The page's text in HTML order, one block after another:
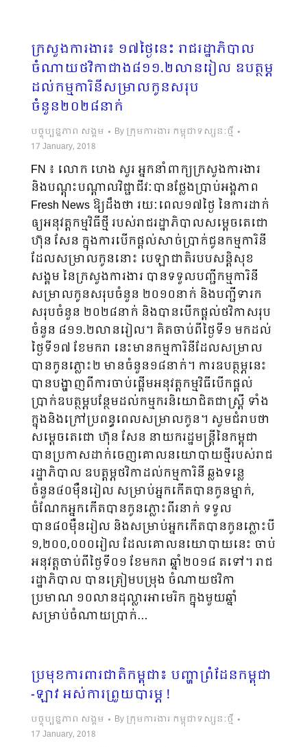
ក្រសួងការងារ៖ ១៧ថ្ងៃនេះ រាជរដ្ឋាភិបាល
ចំណាយថវិកាជាង៨១១.២លានរៀល ឧបត្ថម្ភ
ដល់កម្មការិនីសម្រាលកូនសរុប
ចំនួន២០២៨នាក់
បច្ចុប្បន្នភាព សង្គម By ក្រុមការងារ កម្ពុជាទស្សនៈថ្មី
17 January, 2018
FN ៖ លោក ហេង សួរ អ្នកនាំពាក្យក្រសួងការងារ
និងបណ្តុះបណ្តាលវិជ្ជាជីវៈបានថ្លែងប្រាប់អង្គភាព
Fresh News ឱ្យដឹងថា រយៈពេល១៧ថ្ងៃ នៃការដាក់
ឲ្យអនុវត្តកម្មវិធីថ្មី របស់រាជរដ្ឋាភិបាលសម្តេចតេជោ
ហ៊ុន សែន ក្នុងការបើកផ្តល់សាច់ប្រាក់ជូនកម្មការិនី
ដែលសម្រាលកូននោះ បេឡាជាតិរបបសន្តិសុខ
សង្គម នៃក្រសួងការងារ បានទទួលបញ្ជីកម្មការិនី
សម្រាលកូនសរុបចំនួន ២០១០នាក់ និងបញ្ជីទារក
សរុបចំនួន ២០២៨នាក់ និងបានបើកផ្តល់ថវិកាសរុប
ចំនួន ៨១១.២លានរៀល។ គិតចាប់ពីថ្ងៃទី១ មកដល់
ថ្ងៃទី១៧ ខែមករា នេះមានកម្មការិនីដែលសម្រាល
បានកូនភ្លោះ២ មានចំនួន១៨នាក់។ ការឧបត្ថម្ភនេះ
បានបង្ហាញពីការចាប់ផ្តើមអនុវត្តកម្មវិធីបើកផ្តល់
ប្រាក់ឧ​បត្ថម្ភបន្ថែមដល់កម្មករនិយោជិតជាស្រ្តី ទាំង
ក្នុងនិងក្រៅប្រពន្ធពេលសម្រាលកូន។ សូមជំរាបថា
សម្តេចតេជោ ហ៊ុន សែន នាយករដ្ឋមន្រ្តីនៃកម្ពុជា
បានប្រកាសដាក់ចេញគោលនយោបាយថ្មីរបស់រាជ
រដ្ឋាភិបាល ឧបត្ដម្ភថវិកាដល់កម្មការិនី ឆ្លងទន្លេ
ចំនួន៤០ម៉ឺនរៀល សម្រាប់អ្នកកើតបានកូនម្នាក់,
ចំណែកអ្នកកើតបានកូនភ្លោះពីរនាក់ ទទួល
បាន៨០ម៉ឺនរៀល និងសម្រាប់អ្នកកើតបានកូនភ្លោះបី
១,២០០,០០០រៀល ដែលគោលនយោបាយនេះ ចាប់
អនុវត្តចាប់ពីថ្ងៃទី០១ ខែមករា ឆ្នាំ២០១៨ តទៅ។ រាជ
រដ្ឋាភិបាល បានត្រៀមបម្រុង ចំណាយថវិកា
ប្រមាណ ១០លានដុល្លារអាមេរិក ក្នុងមួយឆ្នាំ
សម្រាប់ចំណាយប្រាក់…
ប្រមុខការពារជាតិកម្ពុជា៖ បញ្ហាព្រំដែនកម្ពុជា​
-ឡាវ អស់ការព្រួយបារម្ភ !
បច្ចុប្បន្នភាព សង្គម By ក្រុមការងារ កម្ពុជាទស្សនៈថ្មី
17 January, 2018